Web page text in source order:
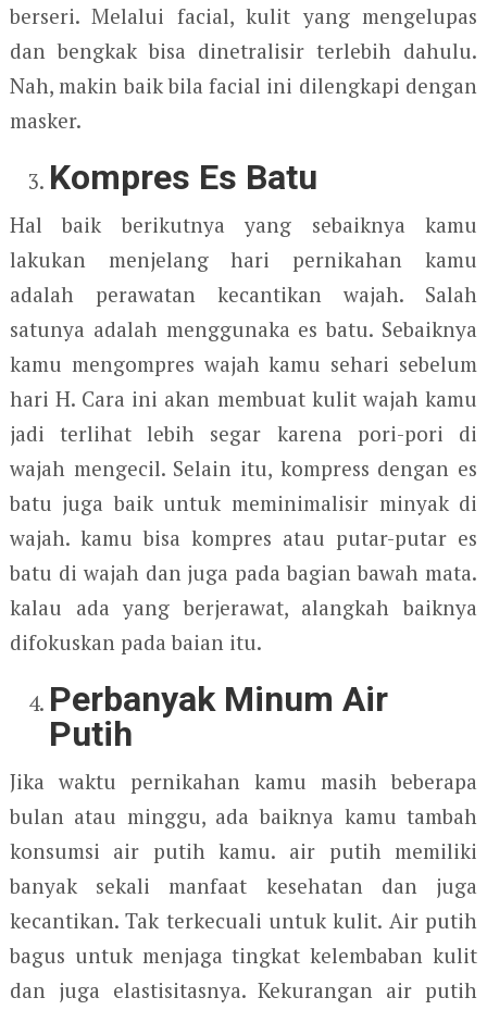
berseri. Melalui facial, kulit yang mengelupas
dan bengkak bisa dinetralisir terlebih dahulu.
Nah, makin baik bila facial ini dilengkapi dengan
masker.
Kompres Es Batu
Hal baik berikutnya yang sebaiknya kamu
lakukan menjelang hari pernikahan kamu
adalah perawatan kecantikan wajah. Salah
satunya adalah menggunaka es batu. Sebaiknya
kamu mengompres wajah kamu sehari sebelum
hari H. Cara ini akan membuat kulit wajah kamu
jadi terlihat lebih segar karena pori-pori di
wajah mengecil. Selain itu, kompress dengan es
batu juga baik untuk meminimalisir minyak di
wajah. kamu bisa kompres atau putar-putar es
batu di wajah dan juga pada bagian bawah mata.
kalau ada yang berjerawat, alangkah baiknya
difokuskan pada baian itu.
Perbanyak Minum Air
Putih
Jika waktu pernikahan kamu masih beberapa
bulan atau minggu, ada baiknya kamu tambah
konsumsi air putih kamu. air putih memiliki
banyak sekali manfaat kesehatan dan juga
kecantikan. Tak terkecuali untuk kulit. Air putih
bagus untuk menjaga tingkat kelembaban kulit
dan juga elastisitasnya. Kekurangan air putih